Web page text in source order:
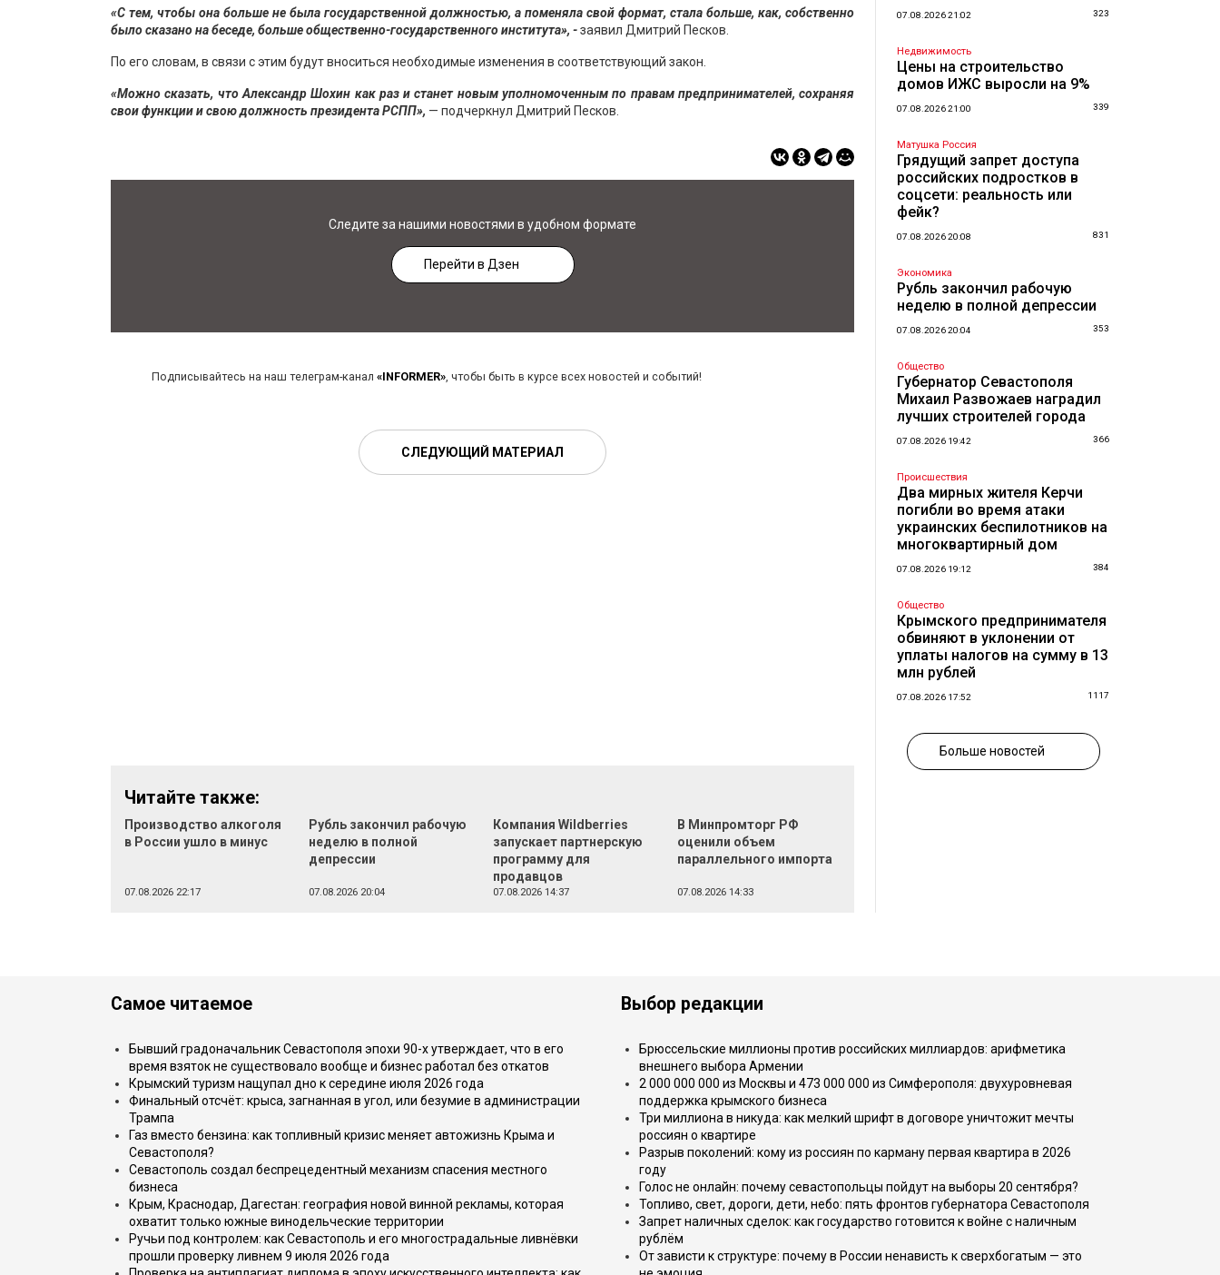
«С тем, чтобы она больше не была государственной должностью, а поменяла свой формат, стала больше, как, собственно
было сказано на беседе, больше общественно-государственного института», -заявил Дмитрий Песков.
По его словам, в связи с этим будут вноситься необходимые изменения в соответствующий закон.
«Можно сказать, что Александр Шохин как раз и станет новым уполномоченным по правам предпринимателей, сохраняя
свои функции и свою должность президента РСПП», — подчеркнул Дмитрий Песков.
Следите за нашими новостями в удобном формате
Перейти в Дзен
Подписывайтесь на наш телеграм-канал «INFORMER», чтобы быть в курсе всех новостей и событий!
СЛЕДУЮЩИЙ МАТЕРИАЛ
Читайте также:
Производство алкоголя
в России ушло в минус
07.08.2026 22:17
Рубль закончил рабочую
неделю в полной
депрессии
07.08.2026 20:04
Компания Wildberries
запускает партнерскую
программу для
продавцов
07.08.2026 14:37
В Минпромторг РФ
оценили объем
параллельного импорта
07.08.2026 14:33
07.08.2026 21:02 323
Недвижимость
Цены на строительство
домов ИЖС выросли на 9%
07.08.2026 21:00 339
Матушка Россия
Грядущий запрет доступа
российских подростков в
соцсети: реальность или
фейк?
07.08.2026 20:08 831
Экономика
Рубль закончил рабочую
неделю в полной депрессии
07.08.2026 20:04 353
Общество
Губернатор Севастополя
Михаил Развожаев наградил
лучших строителей города
07.08.2026 19:42 366
Происшествия
Два мирных жителя Керчи
погибли во время атаки
украинских беспилотников на
многоквартирный дом
07.08.2026 19:12 384
Общество
Крымского предпринимателя
обвиняют в уклонении от
уплаты налогов на сумму в 13
млн рублей
07.08.2026 17:52 1117
Больше новостей
Самое читаемое
Бывший градоначальник Севастополя эпохи 90-х утверждает, что в его
время взяток не существовало вообще и бизнес работал без откатов
Крымский туризм нащупал дно к середине июля 2026 года
Финальный отсчёт: крыса, загнанная в угол, или безумие в администрации
Трампа
Газ вместо бензина: как топливный кризис меняет автожизнь Крыма и
Севастополя?
Севастополь создал беспрецедентный механизм спасения местного
бизнеса
Крым, Краснодар, Дагестан: география новой винной рекламы, которая
охватит только южные винодельческие территории
Ручьи под контролем: как Севастополь и его многострадальные ливнёвки
прошли проверку ливнем 9 июля 2026 года
Выбор редакции
Брюссельские миллионы против российских миллиардов: арифметика
внешнего выбора Армении
2 000 000 000 из Москвы и 473 000 000 из Симферополя: двухуровневая
поддержка крымского бизнеса
Три миллиона в никуда: как мелкий шрифт в договоре уничтожит мечты
россиян о квартире
Разрыв поколений: кому из россиян по карману первая квартира в 2026
году
Голос не онлайн: почему севастопольцы пойдут на выборы 20 сентября?
Топливо, свет, дороги, дети, небо: пять фронтов губернатора Севастополя
Запрет наличных сделок: как государство готовится к войне с наличным
рублём
От зависти к структуре: почему в России ненависть к сверхбогатым — это